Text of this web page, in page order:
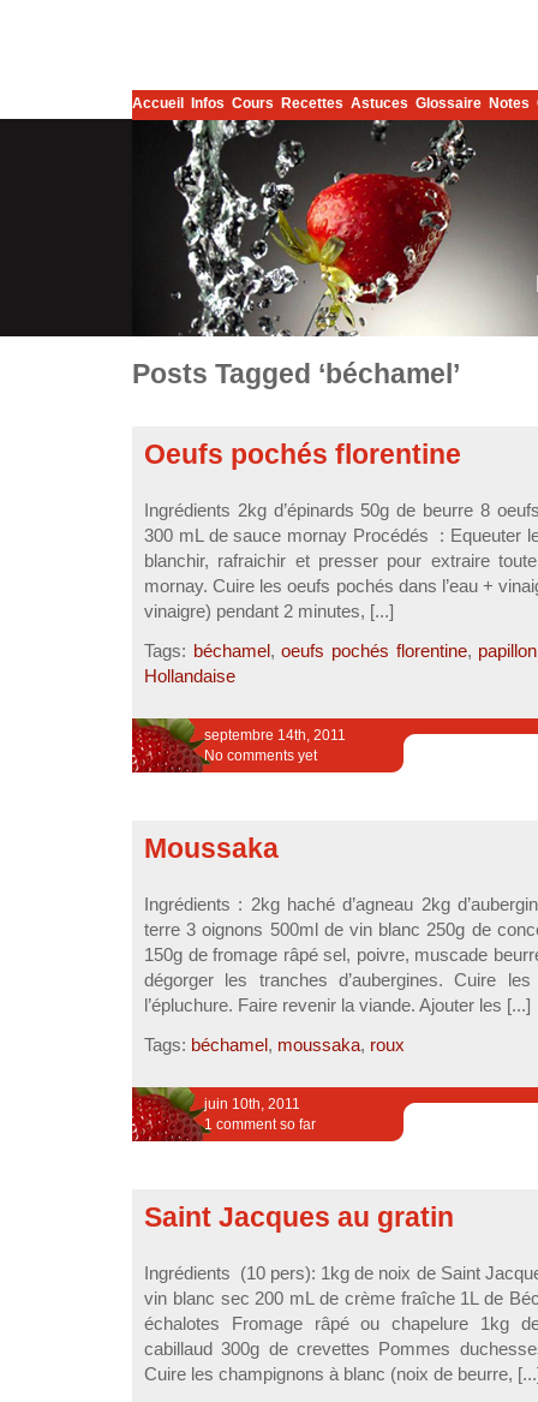
Accueil Infos Cours Recettes Astuces Glossaire Notes
Posts Tagged ‘béchamel’
Oeufs pochés florentine
Ingrédients 2kg d’épinards 50g de beurre 8
300 mL de sauce mornay Procédés : Equeuter
blanchir, rafraichir et presser pour extraire
mornay. Cuire les oeufs pochés dans l’eau +
vinaigre) pendant 2 minutes, [...]
Tags: béchamel,oeufs pochés florentine,
Hollandaise
septembre 14th, 2011
No comments yet
Moussaka
Ingrédients : 2kg haché d’agneau 2kg
terre 3 oignons 500ml de vin blanc 250g de
150g de fromage râpé sel, poivre, muscade
dégorger les tranches d’aubergines. Cuire
l’épluchure. Faire revenir la viande. Ajouter les [...]
Tags: béchamel, moussaka, roux
juin 10th, 2011
1 comment so far
Saint Jacques au gratin
Ingrédients (10 pers): 1kg de noix de Saint
vin blanc sec 200 mL de crème fraîche 1L de
échalotes Fromage râpé ou chapelure 1kg
cabillaud 300g de crevettes Pommes
Cuire les champignons à blanc (noix de beurre,